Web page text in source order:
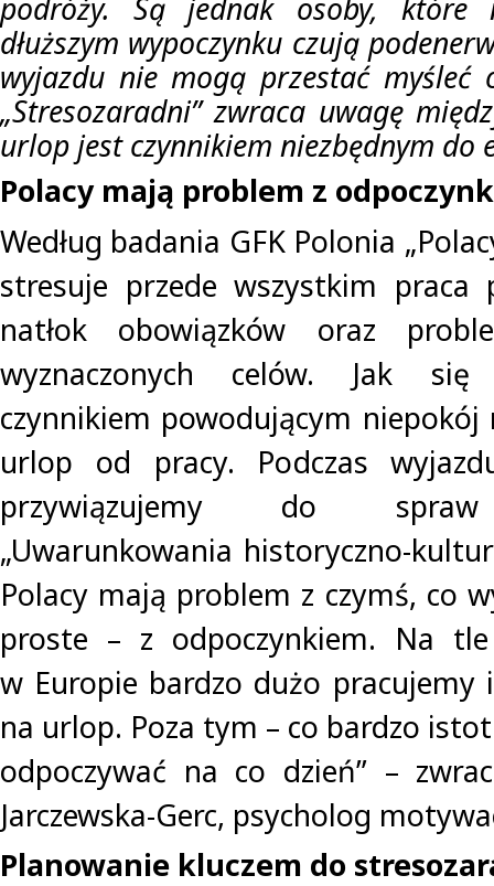
podróży. Są jednak osoby,
dłuższym wypoczynku czują
wyjazdu nie mogą przestać myśleć
„Stresozaradni” zwraca uwagę
urlop jest czynnikiem niezbędnym do
Polacy mają problem z
Według badania GFK Polonia
stresuje przede wszystkim praca
natłok obowiązków oraz
wyznaczonych celów. Jak
czynnikiem powodującym
urlop od pracy. Podczas
przywiązujemy do spraw
„Uwarunkowania historyczno-
Polacy mają problem z czymś, co
proste – z odpoczynkiem. Na
w Europie bardzo dużo pracujemy
na urlop. Poza tym – co bardzo
odpoczywać na co dzień” –
Jarczewska-Gerc, psycholog
Planowanie kluczem do